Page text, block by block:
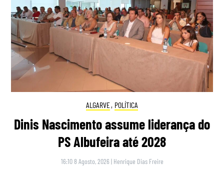
ALGARVE, POLÍTICA
Dinis Nascimento assume liderança do
PS Albufeira até 2028
16:10 8 Agosto, 2026 | Henrique Dias Freire